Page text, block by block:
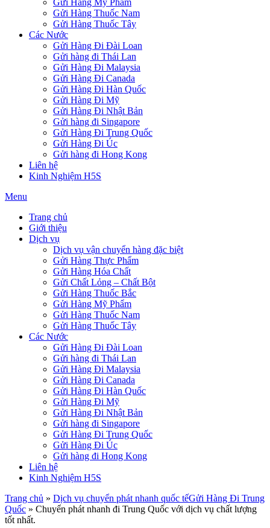
Gửi Hàng Mỹ Phẩm
Gửi Hàng Thuốc Nam
Gửi Hàng Thuốc Tây
Các Nước
Gửi Hàng Đi Đài Loan
Gửi hàng đi Thái Lan
Gửi Hàng Đi Malaysia
Gửi Hàng Đi Canada
Gửi Hàng Đi Hàn Quốc
Gửi Hàng Đi Mỹ
Gửi Hàng Đi Nhật Bản
Gửi hàng đi Singapore
Gửi Hàng Đi Trung Quốc
Gửi Hàng Đi Úc
Gửi hàng đi Hong Kong
Liên hệ
Kinh Nghiệm H5S
Menu
Trang chủ
Giới thiệu
Dịch vụ
Dịch vụ vận chuyển hàng đặc biệt
Gửi Hàng Thực Phẩm
Gửi Hàng Hóa Chất
Gửi Chất Lỏng – Chất Bột
Gửi Hàng Thuốc Bắc
Gửi Hàng Mỹ Phẩm
Gửi Hàng Thuốc Nam
Gửi Hàng Thuốc Tây
Các Nước
Gửi Hàng Đi Đài Loan
Gửi hàng đi Thái Lan
Gửi Hàng Đi Malaysia
Gửi Hàng Đi Canada
Gửi Hàng Đi Hàn Quốc
Gửi Hàng Đi Mỹ
Gửi Hàng Đi Nhật Bản
Gửi hàng đi Singapore
Gửi Hàng Đi Trung Quốc
Gửi Hàng Đi Úc
Gửi hàng đi Hong Kong
Liên hệ
Kinh Nghiệm H5S
Trang chủ » Dịch vụ chuyển phát nhanh quốc tếGửi Hàng Đi Trung
Quốc » Chuyển phát nhanh đi Trung Quốc với dịch vụ chất lượng
tốt nhất.